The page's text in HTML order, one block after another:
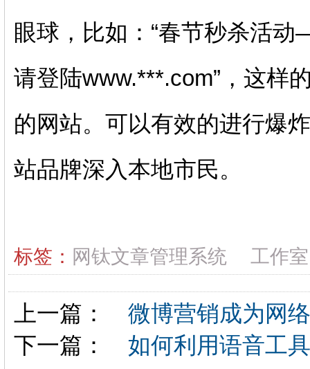
眼球，比如：“春节秒杀活
请登陆www.***.com”，这样
的网站。可以有效的进行爆
站品牌深入本地市民。
标签： 网钛文章管理系统 工作室
上一篇：
微博营销成为网
下一篇：
如何利用语音工